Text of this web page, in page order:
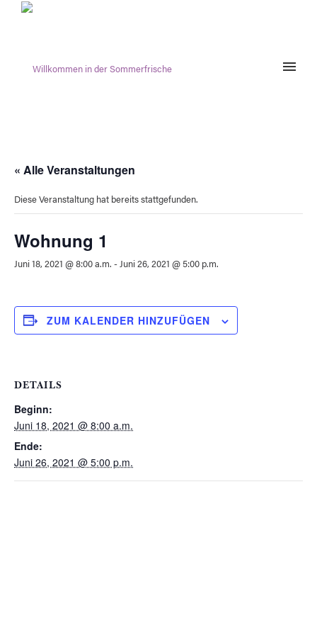
« Alle Veranstaltungen
Diese Veranstaltung hat bereits stattgefunden.
Woh­nung 1
Juni 18, 2021 @ 8:00 a.m. - Juni 26, 2021 @ 5:00 p.m.
ZUM KALENDER HINZUFÜGEN
DETAILS
Beginn:
Juni 18, 2021 @ 8:00 a.m.
Ende:
Juni 26, 2021 @ 5:00 p.m.